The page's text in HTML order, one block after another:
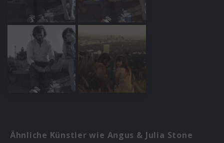
Ähnliche Künstler wie Angus & Julia Stone